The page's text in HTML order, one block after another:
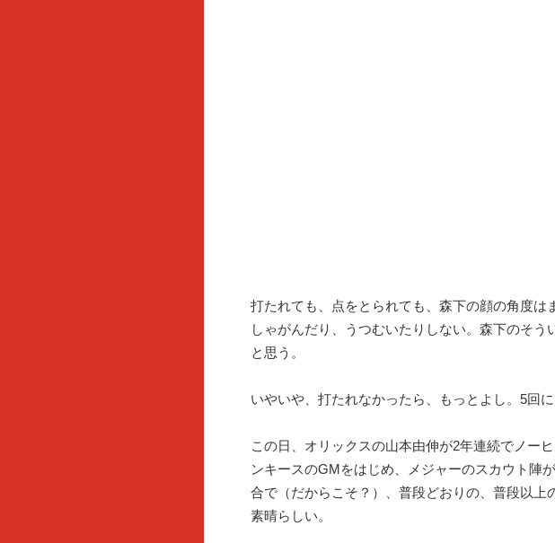
打たれても、点をとられても、森下の顔の角度は
しゃがんだり、うつむいたりしない。森下のそう
と思う。
いやいや、打たれなかったら、もっとよし。5回に
この日、オリックスの山本由伸が2年連続でノー
ンキースのGMをはじめ、メジャーのスカウト陣
合で（だからこそ？）、普段どおりの、普段以上
素晴らしい。